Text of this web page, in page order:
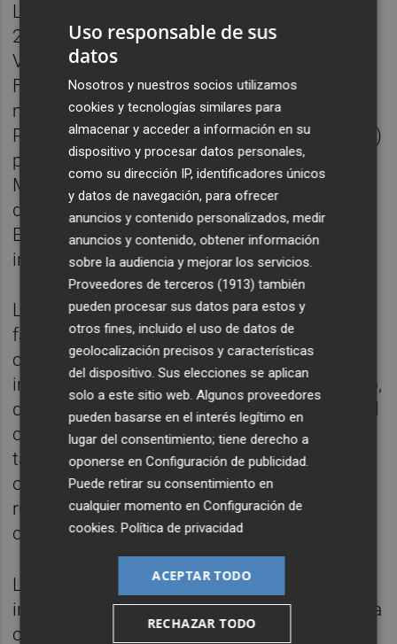
Los datos sobre los casos de cáncer entre
2016 y 2021 se obtuvieron del Programa de
Vigilancia, Epidemiología y Resultados
Finales del Instituto Nacional del Cáncer,
mientras que los datos sobre los niveles de
PFAS en el agua potable pública (2013-2024)
provienen de los programas de la Norma de
Monitoreo de Contaminantes No Regulados
de la Agencia de >Protección Estatal de
Estados Unidos (EPA, por sus siglas en
inglés).
Li y sus colegas controlaron una serie de
factores que podrían influir en el riesgo de
cáncer. A nivel individual, estos factores
incluían la edad y el sexo; a nivel de condado,
descartaron los cambios en la incidencia del
cáncer debidos al nivel socioeconómico, las
tasas de tabaquismo, la prevalencia de la
obesidad, la urbanidad (qué tan urbana o
rural es una zona) y la presencia de otros
contaminantes.
Los investigadores compararon luego la
incidencia de cáncer en cada condado con la
contaminación por PFAS en el agua potable,
Uso responsable de sus
datos
Nosotros y nuestros socios utilizamos
cookies y tecnologías similares para
almacenar y acceder a información en su
dispositivo y procesar datos personales,
como su dirección IP, identificadores únicos
y datos de navegación, para ofrecer
anuncios y contenido personalizados, medir
anuncios y contenido, obtener información
sobre la audiencia y mejorar los servicios.
Proveedores de terceros (1913) también
pueden procesar sus datos para estos y
otros fines, incluido el uso de datos de
geolocalización precisos y características
del dispositivo. Sus elecciones se aplican
solo a este sitio web. Algunos proveedores
pueden basarse en el interés legítimo en
lugar del consentimiento; tiene derecho a
oponerse enConfiguración de publicidad
Puede retirar su consentimiento en
cualquier momento enConfiguración de
cookies .Política de privacidad
ACEPTAR TODO
RECHAZAR TODO